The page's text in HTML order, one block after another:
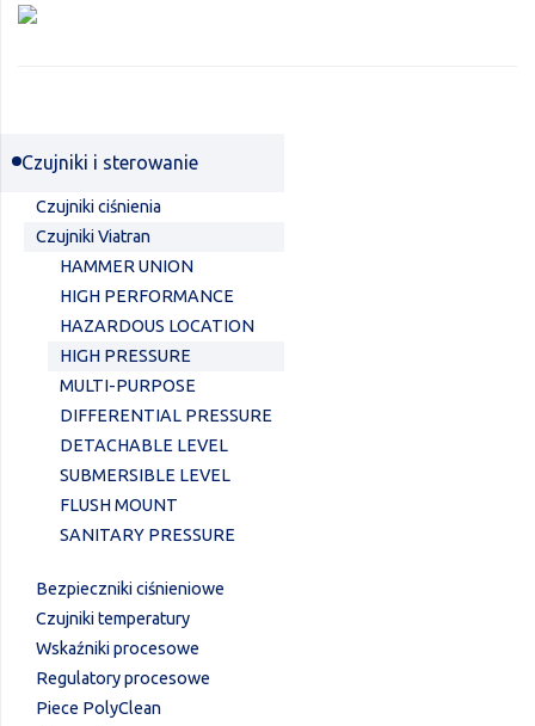
Czujniki i sterowanie
Czujniki ciśnienia
Czujniki Viatran
HAMMER UNION
HIGH PERFORMANCE
HAZARDOUS LOCATION
HIGH PRESSURE
MULTI-PURPOSE
DIFFERENTIAL PRESSURE
DETACHABLE LEVEL
SUBMERSIBLE LEVEL
FLUSH MOUNT
SANITARY PRESSURE
Bezpieczniki ciśnieniowe
Czujniki temperatury
Wskaźniki procesowe
Regulatory procesowe
Piece PolyClean